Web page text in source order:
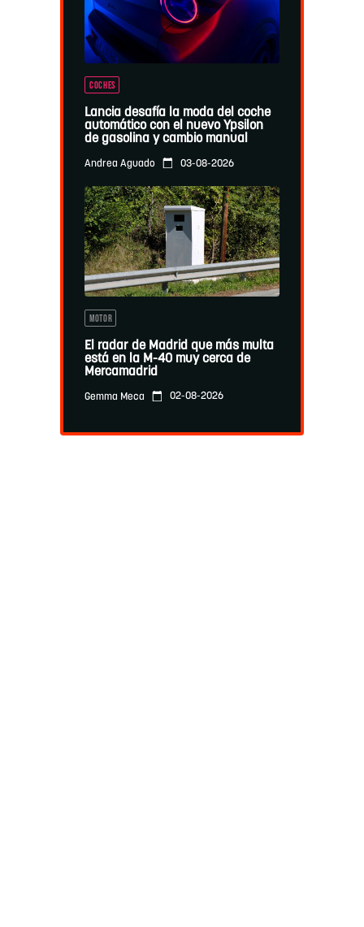
COCHES
Lancia desafía la moda del coche
automático con el nuevo Ypsilon
de gasolina y cambio manual
Andrea Aguado 03-08-2026
MOTOR
El radar de Madrid que más multa
está en la M-40 muy cerca de
Mercamadrid
Gemma Meca 02-08-2026